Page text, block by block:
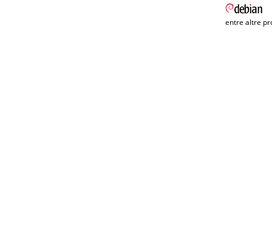
entre altre